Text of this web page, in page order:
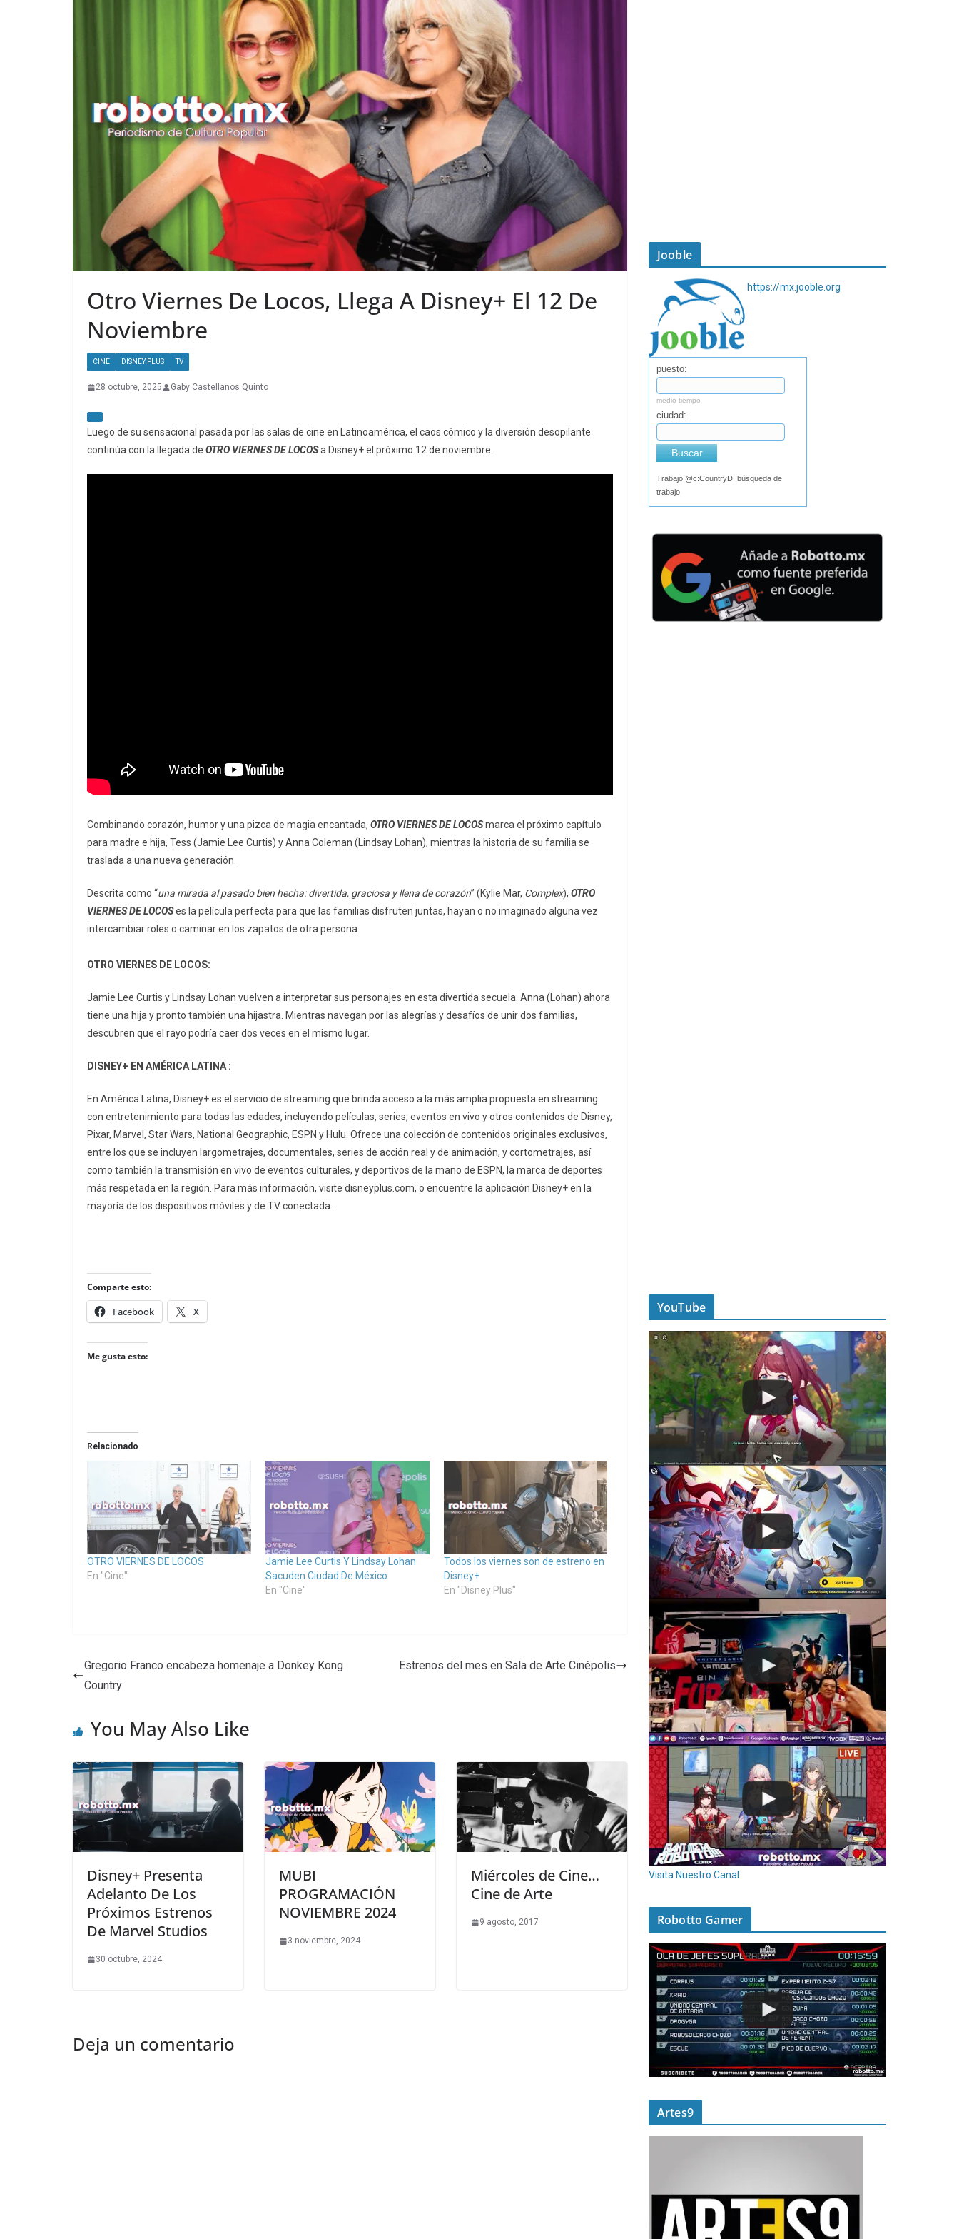
Otro Viernes De Locos, Llega A Disney+ El 12 De
Noviembre
CINE DISNEY PLUS TV
28 octubre, 2025 Gaby Castellanos Quinto
Luego de su sensacional pasada por las salas de cine en Latinoamérica, el caos cómico y la diversión desopilante
continúa con la llegada de OTRO VIERNES DE LOCOSa Disney+ el próximo 12 de noviembre.
Combinando corazón, humor y una pizca de magia encantada, OTRO VIERNES DE LOCOSmarca el próximo capítulo
para madre e hija, Tess (Jamie Lee Curtis) y Anna Coleman (Lindsay Lohan), mientras la historia de su familia se
traslada a una nueva generación.
Descrita como “una mirada al pasado bien hecha: divertida, graciosa y llena de corazón” (Kylie Mar, Complex), OTRO
VIERNES DE LOCOSes la película perfecta para que las familias disfruten juntas, hayan o no imaginado alguna vez
intercambiar roles o caminar en los zapatos de otra persona.
OTRO VIERNES DE LOCOS:
Jamie Lee Curtis y Lindsay Lohan vuelven a interpretar sus personajes en esta divertida secuela. Anna (Lohan) ahora
tiene una hija y pronto también una hijastra. Mientras navegan por las alegrías y desafíos de unir dos familias,
descubren que el rayo podría caer dos veces en el mismo lugar.
DISNEY+ EN AMÉRICA LATINA :
En América Latina, Disney+ es el servicio de streaming que brinda acceso a la más amplia propuesta en streaming
con entretenimiento para todas las edades, incluyendo películas, series, eventos en vivo y otros contenidos de Disney,
Pixar, Marvel, Star Wars, National Geographic, ESPN y Hulu. Ofrece una colección de contenidos originales exclusivos,
entre los que se incluyen largometrajes, documentales, series de acción real y de animación, y cortometrajes, así
como también la transmisión en vivo de eventos culturales, y deportivos de la mano de ESPN, la marca de deportes
más respetada en la región. Para más información, visite disneyplus.com, o encuentre la aplicación Disney+ en la
mayoría de los dispositivos móviles y de TV conectada.
Comparte esto:
Facebook X
Me gusta esto:
Relacionado
OTRO VIERNES DE LOCOS
En "Cine"
Jamie Lee Curtis Y Lindsay Lohan
Sacuden Ciudad De México
En "Cine"
Todos los viernes son de estreno en
Disney+
En "Disney Plus"
Gregorio Franco encabeza homenaje a Donkey Kong
Country
Estrenos del mes en Sala de Arte Cinépolis
You May Also Like
Disney+ Presenta
Adelanto De Los
Próximos Estrenos
De Marvel Studios
30 octubre, 2024
MUBI
PROGRAMACIÓN
NOVIEMBRE 2024
3 noviembre, 2024
Miércoles de Cine…
Cine de Arte
9 agosto, 2017
Deja un comentario
Jooble
https://mx.jooble.org
puesto:
medio tiempo
ciudad:
Buscar
Trabajo @c:CountryD, búsqueda de
trabajo
YouTube
Visita Nuestro Canal
Robotto Gamer
Artes9